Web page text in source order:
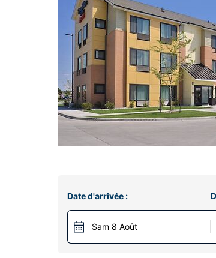
Date d'arrivée :
Sam 8 Août